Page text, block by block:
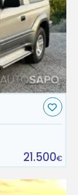
21.500€